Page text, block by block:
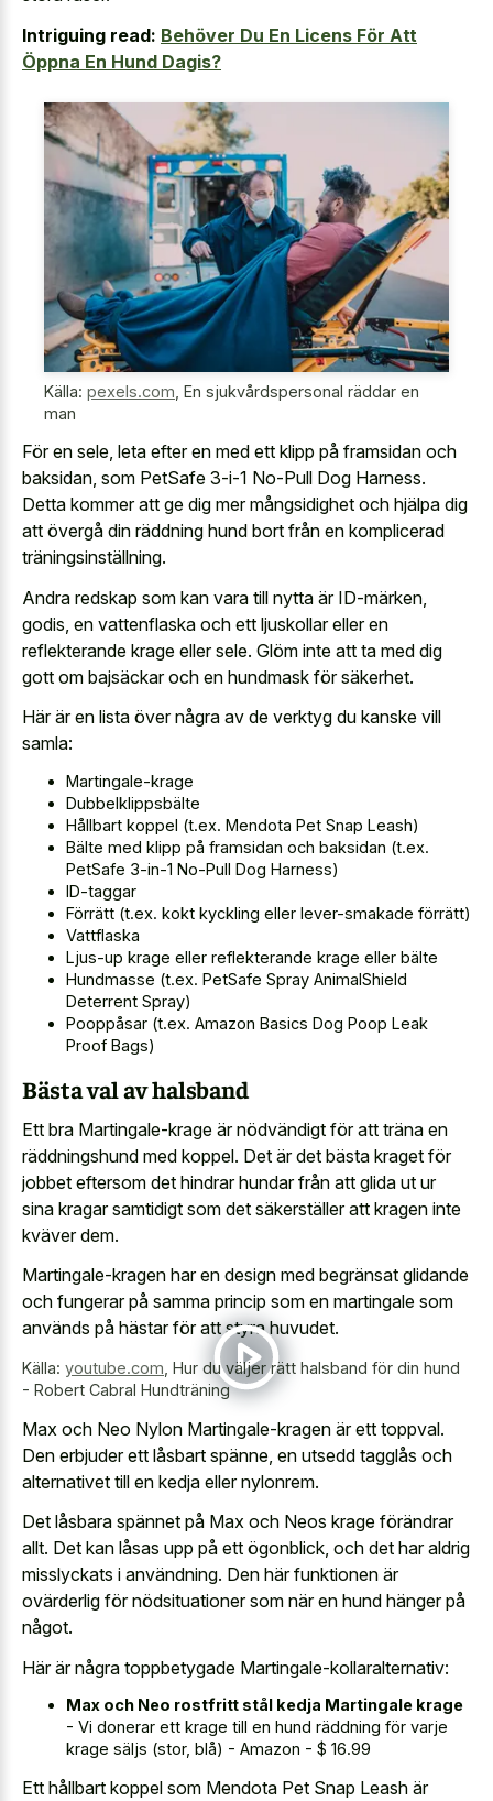
Intriguing read: Behöver Du En Licens För Att
Öppna En Hund Dagis?
Källa: pexels.com En sjukvårdspersonal räddar en
man
För en sele, leta efter en med ett klipp på framsidan och
baksidan, som PetSafe 3-i-1 No-Pull Dog Harness.
Detta kommer att ge dig mer mångsidighet och hjälpa dig
att övergå din räddning hund bort från en komplicerad
träningsinställning.
Andra redskap som kan vara till nytta är ID-märken,
godis, en vattenflaska och ett ljuskollar eller en
reflekterande krage eller sele. Glöm inte att ta med dig
gott om bajsäckar och en hundmask för säkerhet.
Här är en lista över några av de verktyg du kanske vill
samla:
Martingale-krage
Dubbelklippsbälte
Hållbart koppel (t.ex. Mendota Pet Snap Leash)
Bälte med klipp på framsidan och baksidan (t.ex.
PetSafe 3-in-1 No-Pull Dog Harness)
ID-taggar
Förrätt (t.ex. kokt kyckling eller lever-smakade förrätt)
Vattflaska
Ljus-up krage eller reflekterande krage eller bälte
Hundmasse (t.ex. PetSafe Spray AnimalShield
Deterrent Spray)
Pooppåsar (t.ex. Amazon Basics Dog Poop Leak
Proof Bags)
Bästa val av halsband
Ett bra Martingale-krage är nödvändigt för att träna en
räddningshund med koppel. Det är det bästa kraget för
jobbet eftersom det hindrar hundar från att glida ut ur
sina kragar samtidigt som det säkerställer att kragen inte
kväver dem.
Martingale-kragen har en design med begränsat glidande
och fungerar på samma princip som en martingale som
används på hästar för att styra huvudet.
Källa: youtube.com, Hur du väljer rätt halsband för din hund
- Robert Cabral Hundträning
Max och Neo Nylon Martingale-kragen är ett toppval.
Den erbjuder ett låsbart spänne, en utsedd tagglås och
alternativet till en kedja eller nylonrem.
Det låsbara spännet på Max och Neos krage förändrar
allt. Det kan låsas upp på ett ögonblick, och det har aldrig
misslyckats i användning. Den här funktionen är
ovärderlig för nödsituationer som när en hund hänger på
något.
Här är några toppbetygade Martingale-kollaralternativ:
Max och Neo rostfritt stål kedja Martingale krage
- Vi donerar ett krage till en hund räddning för varje
krage säljs (stor, blå) - Amazon - $ 16.99
Ett hållbart koppel som Mendota Pet Snap Leash är